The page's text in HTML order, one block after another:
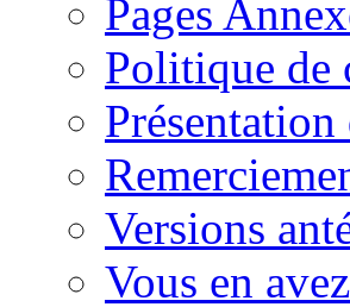
Pages
Politique de
Présentation
Versions
Vous en